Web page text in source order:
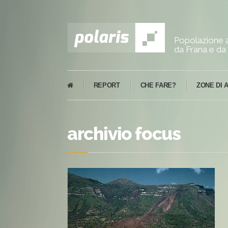
Popolazione
da Frana e
REPORT CHE FARE? ZONE DI
archivio focus